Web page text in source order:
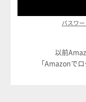
パスワ
以前
「Amazonで